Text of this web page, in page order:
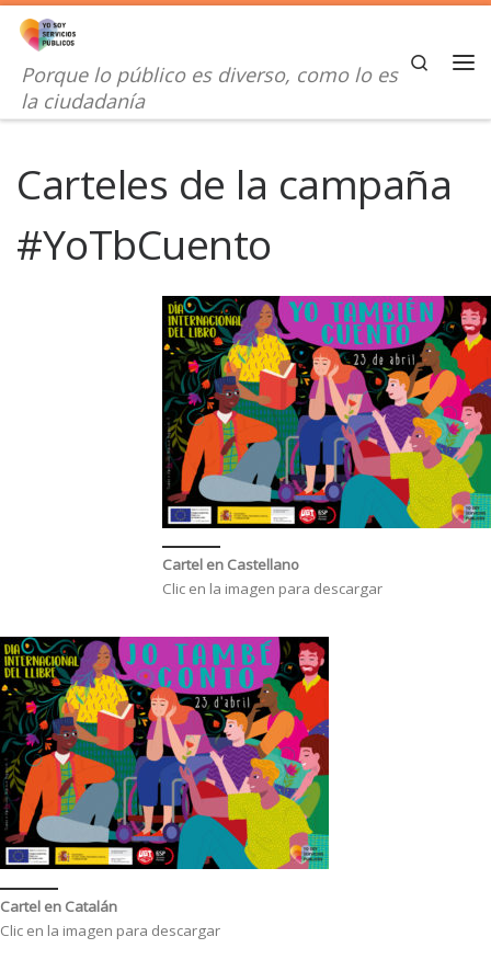
Saltar al contenido
Porque lo público es diverso, como lo es
la ciudadanía
Search
Carteles de la campaña
#YoTbCuento
Cartel en Castellano
Clic en la imagen para descargar
Cartel en Catalán
Clic en la imagen para descargar